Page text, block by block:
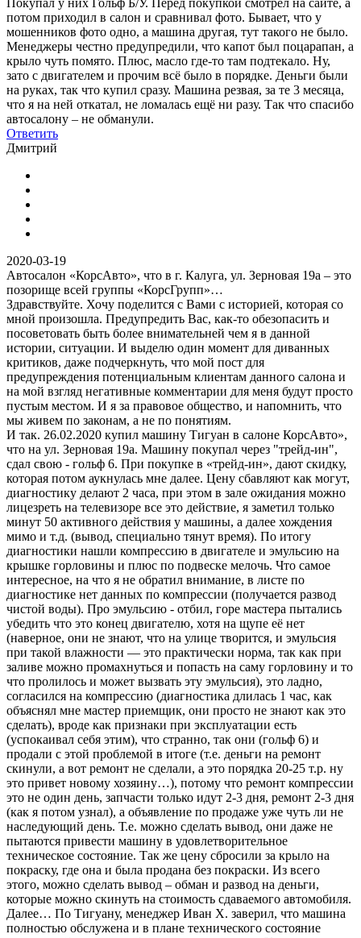
потом приходил в салон и сравнивал фото. Бывает, что у
мошенников фото одно, а машина другая, тут такого не было.
Менеджеры честно предупредили, что капот был поцарапан, а
крыло чуть помято. Плюс, масло где-то там подтекало. Ну,
зато с двигателем и прочим всё было в порядке. Деньги были
на руках, так что купил сразу. Машина резвая, за те 3 месяца,
что я на ней откатал, не ломалась ещё ни разу. Так что спасибо
автосалону – не обманули.
Ответить
Дмитрий
2020-03-19
Автосалон «КорсАвто», что в г. Калуга, ул. Зерновая 19а – это
позорище всей группы «КорсГрупп»…
Здравствуйте. Хочу поделится с Вами с историей, которая со
мной произошла. Предупредить Вас, как-то обезопасить и
посоветовать быть более внимательней чем я в данной
истории, ситуации. И выделю один момент для диванных
критиков, даже подчеркнуть, что мой пост для
предупреждения потенциальным клиентам данного салона и
на мой взгляд негативные комментарии для меня будут просто
пустым местом. И я за правовое общество, и напомнить, что
мы живем по законам, а не по понятиям.
И так. 26.02.2020 купил машину Тигуан в салоне КорсАвто»,
что на ул. Зерновая 19а. Машину покупал через "трейд-ин",
сдал свою - гольф 6. При покупке в «трейд-ин», дают скидку,
которая потом аукнулась мне далее. Цену сбавляют как могут,
диагностику делают 2 часа, при этом в зале ожидания можно
лицезреть на телевизоре все это действие, я заметил только
минут 50 активного действия у машины, а далее хождения
мимо и т.д. (вывод, специально тянут время). По итогу
диагностики нашли компрессию в двигателе и эмульсию на
крышке горловины и плюс по подвеске мелочь. Что самое
интересное, на что я не обратил внимание, в листе по
диагностике нет данных по компрессии (получается развод
чистой воды). Про эмульсию - отбил, горе мастера пытались
убедить что это конец двигателю, хотя на щупе её нет
(наверное, они не знают, что на улице творится, и эмульсия
при такой влажности — это практически норма, так как при
заливе можно промахнуться и попасть на саму горловину и то
что пролилось и может вызвать эту эмульсия), это ладно,
согласился на компрессию (диагностика длилась 1 час, как
объяснял мне мастер приемщик, они просто не знают как это
сделать), вроде как признаки при эксплуатации есть
(успокаивал себя этим), что странно, так они (гольф 6) и
продали с этой проблемой в итоге (т.е. деньги на ремонт
скинули, а вот ремонт не сделали, а это порядка 20-25 т.р. ну
это привет новому хозяину…), потому что ремонт компрессии
это не один день, запчасти только идут 2-3 дня, ремонт 2-3 дня
(как я потом узнал), а объявление по продаже уже чуть ли не
наследующий день. Т.е. можно сделать вывод, они даже не
пытаются привести машину в удовлетворительное
техническое состояние. Так же цену сбросили за крыло на
покраску, где она и была продана без покраски. Из всего
этого, можно сделать вывод – обман и развод на деньги,
которые можно скинуть на стоимость сдаваемого автомобиля.
Далее… По Тигуану, менеджер Иван Х. заверил, что машина
полностью обслужена и в плане технического состояние